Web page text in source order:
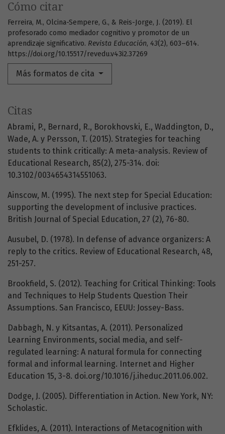
Cómo citar
Ferreira, M., Olcina-Sempere, G., & Reis-Jorge, J. (2019). El
profesorado como mediador cognitivo y promotor de un
aprendizaje significativo. Revista Educación, 43(2), 603–614.
https://doi.org/10.15517/revedu.v43i2.37269
Más formatos de cita
Citas
Abrami, P., Bernard, R., Borokhovski, E., Waddington, D.,
Wade, A. y Persson, T. (2015). Strategies for teaching
students to think critically: A meta-analysis. Review of
Educational Research, 85(2), 275-314. doi:
10.3102/0034654314551063.
Ainscow, M. (1995). The next step for Special Education:
supporting the development of inclusive practices.
British Journal of Special Education, 27 (2), 76-80.
Ausubel, D. (1978). In defense of advance organizers: A
reply to the critics. Review of Educational Research, 48,
251-257.
Brookfield, S. (2012). Teaching for Critical Thinking: Tools
and Techniques to Help Students Question Their
Assumptions. San Francisco, EEUU: Jossey-Bass.
Dabbagh, N. y Kitsantas, A. (2011). Personalized
Learning Environments, social media, and self-
regulated learning: A natural formula for connecting
formal and informal learning. Internet and Higher
Education 15, 3-8. doi.org/10.1016/j.iheduc.2011.06.002.
Dodge, J. (2005). Differentiation in Action. New York, NY:
Scholastic.
Efklides, A. (2011). Interactions of Metacognition with